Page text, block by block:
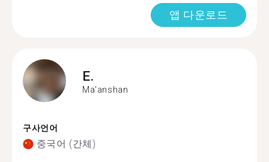
앱 다운로드
E.
Ma'anshan
구사언어
중국어 (간체)